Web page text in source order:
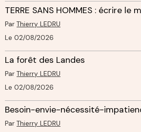
TERRE SANS HOMMES : écrire le
Par Thierry LEDRU
Le 02/08/2026
La forêt des Landes
Par Thierry LEDRU
Le 02/08/2026
Besoin-envie-nécessité-
Par Thierry LEDRU